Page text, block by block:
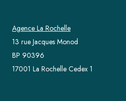
Agence La Rochelle
13 rue Jacques Monod
BP 90396
17001 La Rochelle Cedex 1